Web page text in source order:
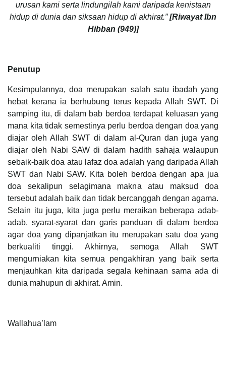
urusan kami serta lindungilah kami daripada kenistaan
hidup di dunia dan siksaan hidup di akhirat.”[Riwayat Ibn
Hibban (949)]
Penutup
Kesimpulannya, doa merupakan salah satu ibadah yang
hebat kerana ia berhubung terus kepada Allah SWT. Di
samping itu, di dalam bab berdoa terdapat keluasan yang
mana kita tidak semestinya perlu berdoa dengan doa yang
diajar oleh Allah SWT di dalam al-Quran dan juga yang
diajar oleh Nabi SAW di dalam hadith sahaja walaupun
sebaik-baik doa atau lafaz doa adalah yang daripada Allah
SWT dan Nabi SAW. Kita boleh berdoa dengan apa jua
doa sekalipun selagimana makna atau maksud doa
tersebut adalah baik dan tidak bercanggah dengan agama.
Selain itu juga, kita juga perlu meraikan beberapa adab-
adab, syarat-syarat dan garis panduan di dalam berdoa
agar doa yang dipanjatkan itu merupakan satu doa yang
berkualiti tinggi. Akhirnya, semoga Allah SWT
mengurniakan kita semua pengakhiran yang baik serta
menjauhkan kita daripada segala kehinaan sama ada di
dunia mahupun di akhirat. Amin.
Wallahua’lam